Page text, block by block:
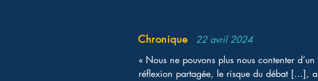
Chronique
22 avril 2024
« Nous ne pouvons plus nous contenter
réflexion partagée, le risque du débat […],